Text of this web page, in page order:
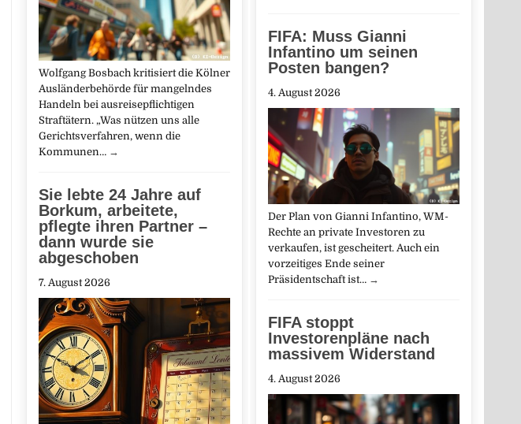
FIFA: Muss Gianni
Infantino um seinen
Posten bangen?
4. August 2026
Der Plan von Gianni Infantino, WM-
Rechte an private Investoren zu
verkaufen, ist gescheitert. Auch ein
vorzeitiges Ende seiner
Präsidentschaft ist… →
FIFA stoppt
Investorenpläne nach
massivem Widerstand
4. August 2026
Wolfgang Bosbach kritisiert die Kölner
Ausländerbehörde für mangelndes
Handeln bei ausreisepflichtigen
Straftätern. „Was nützen uns alle
Gerichtsverfahren, wenn die
Kommunen… →
Sie lebte 24 Jahre auf
Borkum, arbeitete,
pflegte ihren Partner –
dann wurde sie
abgeschoben
7. August 2026